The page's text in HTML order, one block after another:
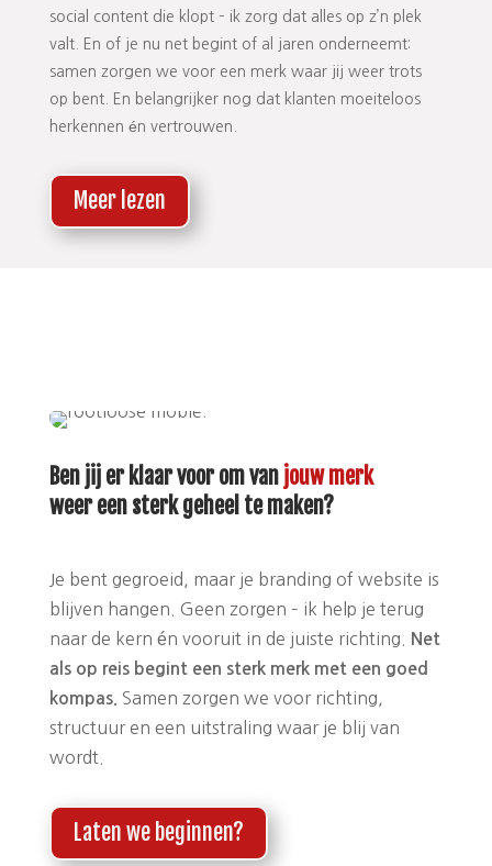
social content die klopt – ik zorg dat alles op z’n plek
valt. En of je nu net begint of al jaren onderneemt:
samen zorgen we voor een merk waar jij weer trots
op bent. En belangrijker nog dat klanten moeiteloos
herkennen én vertrouwen.
Meer lezen
Ben jij er klaar voor om van jouw merk
weer een sterk geheel te maken?
Je bent gegroeid, maar je branding of website is
blijven hangen. Geen zorgen – ik help je terug
naar de kern én vooruit in de juiste richting.
Net
als op reis begint een sterk merk met een goed
kompas. Samen zorgen we voor richting,
structuur en een uitstraling waar je blij van
wordt.
Laten we beginnen?